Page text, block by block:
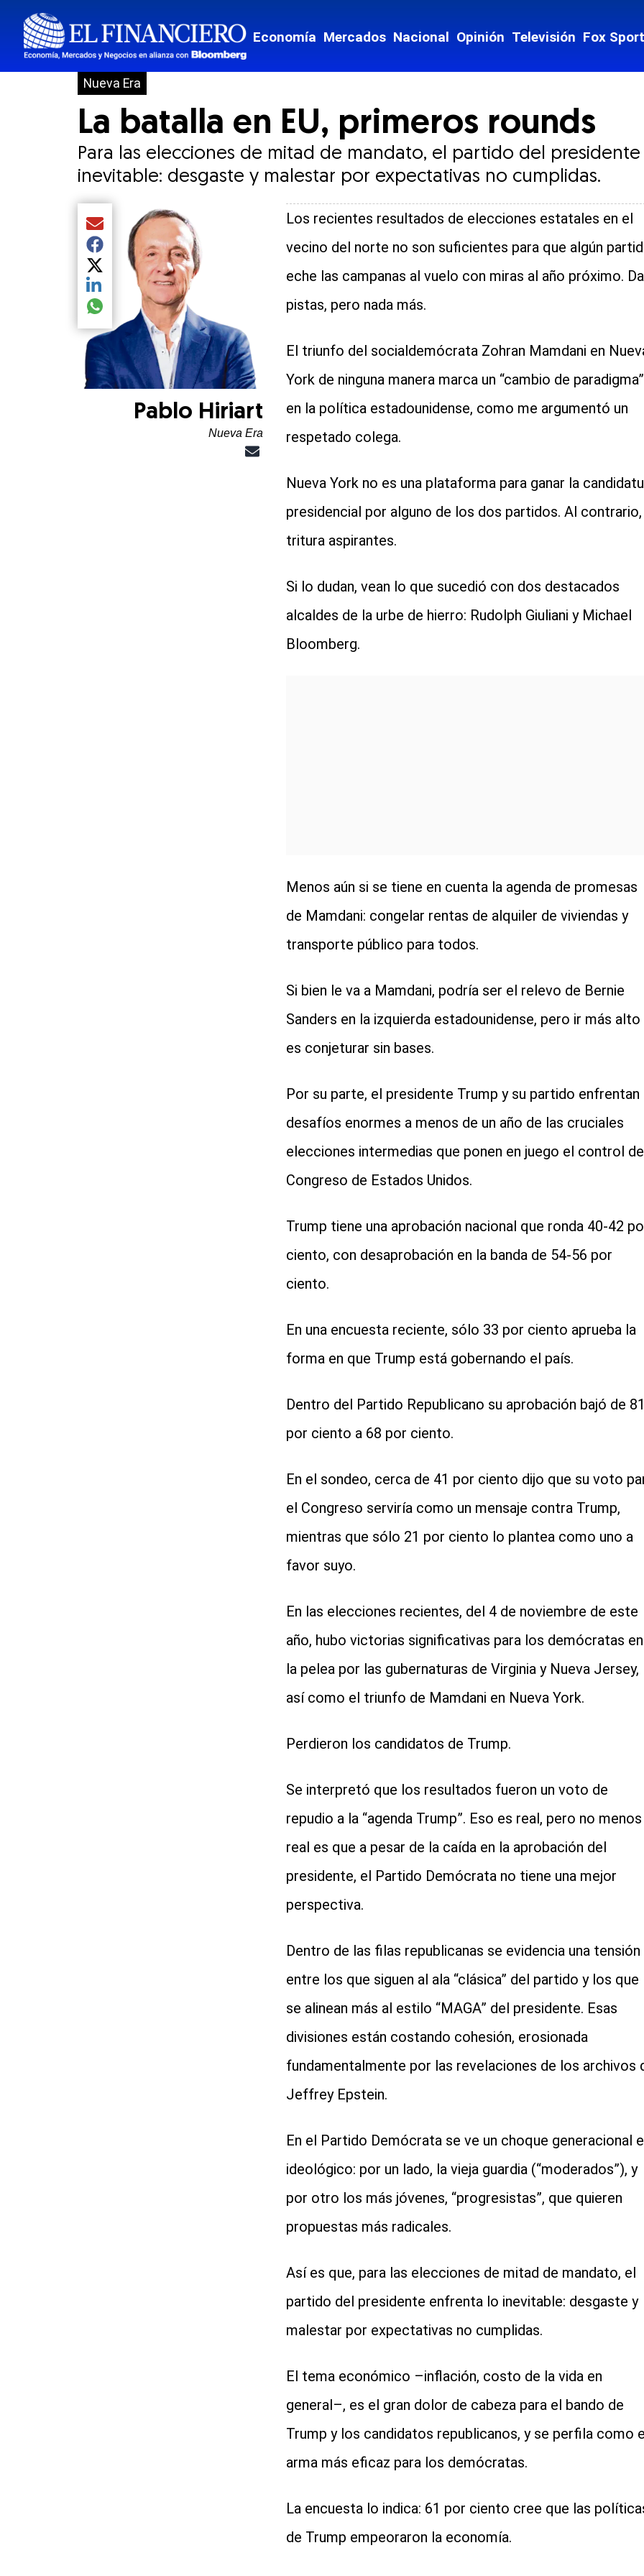
Economía Mercados Nacional Opinión Televisión Fox
Nueva Era
La batalla en EU, primeros rounds
Para las elecciones de mitad de mandato, el partido del
inevitable: desgaste y malestar por expectativas no cumplidas.
Compartir el artículo actual mediante Email
Compartir el artículo actual mediante Facebook
Compartir el artículo actual mediante Twitter
Compartir el artículo actual mediante LinkedIn
Compartir el artículo actual mediante global.social-whatsapp
Pablo Hiriart
Nueva Era
Los recientes resultados de elecciones estatales en el
vecino del norte no son suficientes para que algún
eche las campanas al vuelo con miras al año próximo.
pistas, pero nada más.
El triunfo del socialdemócrata Zohran Mamdani en
York de ninguna manera marca un “cambio de paradigma”
en la política estadounidense, como me argumentó un
respetado colega.
Nueva York no es una plataforma para ganar la
presidencial por alguno de los dos partidos. Al contrario,
tritura aspirantes.
Si lo dudan, vean lo que sucedió con dos destacados
alcaldes de la urbe de hierro: Rudolph Giuliani y Michael
Bloomberg.
Menos aún si se tiene en cuenta la agenda de promesas
de Mamdani: congelar rentas de alquiler de viviendas y
transporte público para todos.
Si bien le va a Mamdani, podría ser el relevo de Bernie
Sanders en la izquierda estadounidense, pero ir más alto
es conjeturar sin bases.
Por su parte, el presidente Trump y su partido enfrentan
desafíos enormes a menos de un año de las cruciales
elecciones intermedias que ponen en juego el control
Congreso de Estados Unidos.
Trump tiene una aprobación nacional que ronda 40-42
ciento, con desaprobación en la banda de 54-56 por
ciento.
En una encuesta reciente, sólo 33 por ciento aprueba la
forma en que Trump está gobernando el país.
Dentro del Partido Republicano su aprobación bajó de
por ciento a 68 por ciento.
En el sondeo, cerca de 41 por ciento dijo que su voto
el Congreso serviría como un mensaje contra Trump,
mientras que sólo 21 por ciento lo plantea como uno a
favor suyo.
En las elecciones recientes, del 4 de noviembre de este
año, hubo victorias significativas para los demócratas en
la pelea por las gubernaturas de Virginia y Nueva Jersey,
así como el triunfo de Mamdani en Nueva York.
Perdieron los candidatos de Trump.
Se interpretó que los resultados fueron un voto de
repudio a la “agenda Trump”. Eso es real, pero no menos
real es que a pesar de la caída en la aprobación del
presidente, el Partido Demócrata no tiene una mejor
perspectiva.
Dentro de las filas republicanas se evidencia una tensión
entre los que siguen al ala “clásica” del partido y los que
se alinean más al estilo “MAGA” del presidente. Esas
divisiones están costando cohesión, erosionada
fundamentalmente por las revelaciones de los archivos
Jeffrey Epstein.
En el Partido Demócrata se ve un choque generacional e
ideológico: por un lado, la vieja guardia (“moderados”), y
por otro los más jóvenes, “progresistas”, que quieren
propuestas más radicales.
Así es que, para las elecciones de mitad de mandato, el
partido del presidente enfrenta lo inevitable: desgaste y
malestar por expectativas no cumplidas.
El tema económico –inflación, costo de la vida en
general–, es el gran dolor de cabeza para el bando de
Trump y los candidatos republicanos, y se perfila como
arma más eficaz para los demócratas.
La encuesta lo indica: 61 por ciento cree que las
de Trump empeoraron la economía.